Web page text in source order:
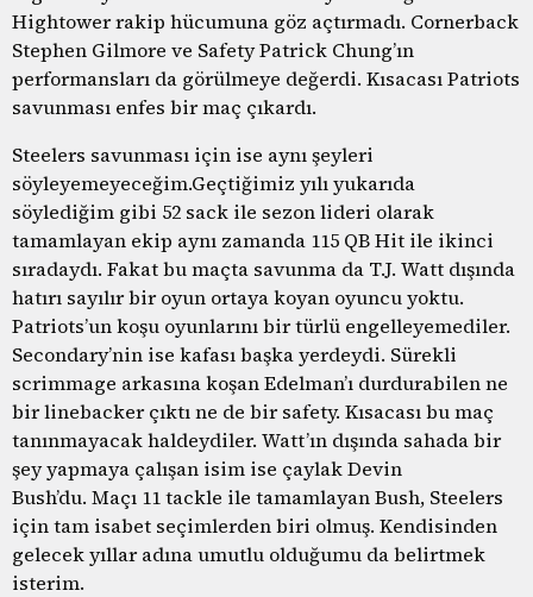
Hightower rakip hücumuna göz açtırmadı. Cornerback
Stephen Gilmore ve Safety Patrick Chung’ın
performansları da görülmeye değerdi. Kısacası Patriots
savunması enfes bir maç çıkardı.
Steelers savunması için ise aynı şeyleri
söyleyemeyeceğim.Geçtiğimiz yılı yukarıda
söylediğim gibi 52 sack ile sezon lideri olarak
tamamlayan ekip aynı zamanda 115 QB Hit ile ikinci
sıradaydı. Fakat bu maçta savunma da T.J. Watt dışında
hatırı sayılır bir oyun ortaya koyan oyuncu yoktu.
Patriots’un koşu oyunlarını bir türlü engelleyemediler.
Secondary’nin ise kafası başka yerdeydi. Sürekli
scrimmage arkasına koşan Edelman’ı durdurabilen ne
bir linebacker çıktı ne de bir safety. Kısacası bu maç
tanınmayacak haldeydiler. Watt’ın dışında sahada bir
şey yapmaya çalışan isim ise çaylak Devin
Bush’du. Maçı 11 tackle ile tamamlayan Bush, Steelers
için tam isabet seçimlerden biri olmuş. Kendisinden
gelecek yıllar adına umutlu olduğumu da belirtmek
isterim.